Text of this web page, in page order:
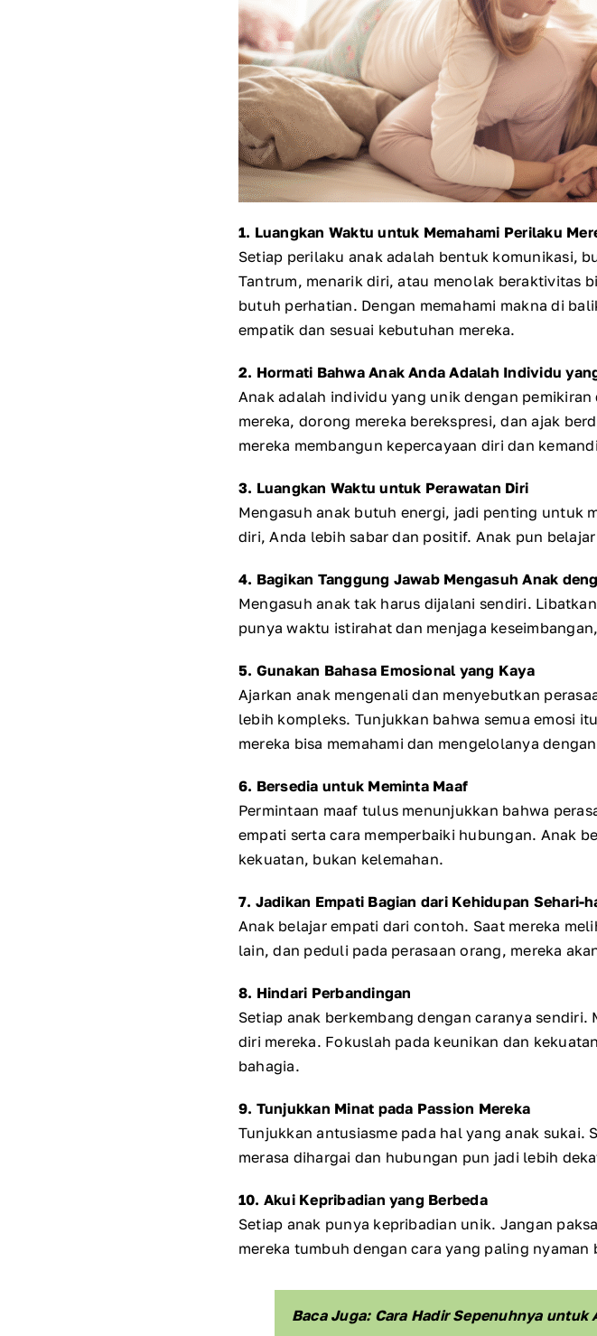
1. Luangkan Waktu untuk Memahami Perilaku
Setiap perilaku anak adalah bentuk komunikasi,
Tantrum, menarik diri, atau menolak beraktivitas
butuh perhatian. Dengan memahami makna di
empatik dan sesuai kebutuhan mereka.
2. Hormati Bahwa Anak Anda Adalah Individu
Anak adalah individu yang unik dengan
mereka, dorong mereka berekspresi, dan ajak
mereka membangun kepercayaan diri dan
3. Luangkan Waktu untuk Perawatan Diri
Mengasuh anak butuh energi, jadi penting untuk
diri, Anda lebih sabar dan positif. Anak pun
4. Bagikan Tanggung Jawab Mengasuh Anak
Mengasuh anak tak harus dijalani sendiri.
punya waktu istirahat dan menjaga
5. Gunakan Bahasa Emosional yang Kaya
Ajarkan anak mengenali dan menyebutkan
lebih kompleks. Tunjukkan bahwa semua emosi
mereka bisa memahami dan mengelolanya
6. Bersedia untuk Meminta Maaf
Permintaan maaf tulus menunjukkan bahwa
empati serta cara memperbaiki hubungan. Anak
kekuatan, bukan kelemahan.
7. Jadikan Empati Bagian dari Kehidupan Sehari-
Anak belajar empati dari contoh. Saat mereka
lain, dan peduli pada perasaan orang, mereka
8. Hindari Perbandingan
Setiap anak berkembang dengan caranya
diri mereka. Fokuslah pada keunikan dan
bahagia.
9. Tunjukkan Minat pada Passion Mereka
Tunjukkan antusiasme pada hal yang anak sukai.
merasa dihargai dan hubungan pun jadi lebih
10. Akui Kepribadian yang Berbeda
Setiap anak punya kepribadian unik. Jangan
mereka tumbuh dengan cara yang paling nyaman
Baca Juga: Cara Hadir Sepenuhnya untuk